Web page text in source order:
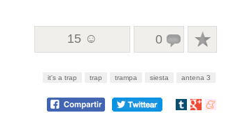
15 ☺ 0
it's a trap trap trampa siesta antena 3
Compartir
Compartir
Compartir